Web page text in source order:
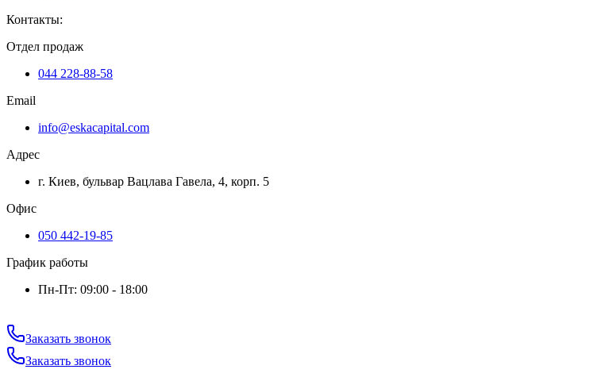
Контакты:
Отдел продаж
044 228-88-58
Email
info@eskacapital.com
Адрес
г. Киев, бульвар Вацлава Гавела, 4, корп. 5
Офис
050 442-19-85
График работы
Пн-Пт: 09:00 - 18:00
Заказать звонок
Заказать звонок